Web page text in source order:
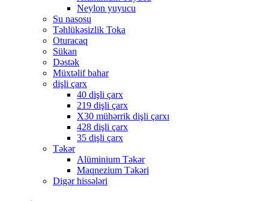
Neylon yuyucu
Su nasosu
Təhlükəsizlik Toka
Oturacaq
Sükan
Dəstək
Müxtəlif bahar
dişli çarx
40 dişli çarx
219 dişli çarx
X30 mühərrik dişli çarxı
428 dişli çarx
35 dişli çarx
Təkər
Alüminium Təkər
Maqnezium Təkəri
Digər hissələri